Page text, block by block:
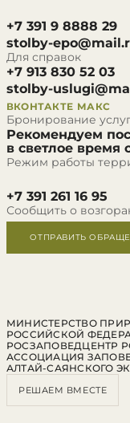
+7 391 9 8888 29
stolby-
Для справок
+7 913 830 52 03
stolby-
ВКОНТАКТЕ МАКС
Бронирование
Рекомендуем
в светлое время
Режим работы
+7 391 261 16 95
Сообщить о
ОТПРАВИТЬ
МИНИСТЕРСТВО
РОССИЙСКОЙ
РОСЗАПОВЕДЦЕНТР
АССОЦИАЦИЯ
АЛТАЙ-САЯНСКОГО
РЕШАЕМ ВМЕСТЕ